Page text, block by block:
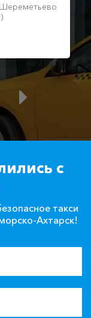
с
такси
Ахтарск!